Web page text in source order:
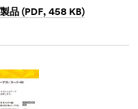
品 (PDF, 458 KB)